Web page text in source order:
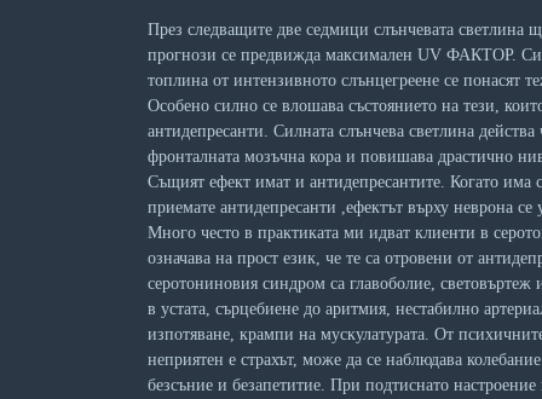
През следващите две седмици слънчевата светлина
прогнози се предвижда максимален UV ФАКТОР.
топлина от интензивното слънцегреене се понасят
Особено силно се влошава състоянието на тези,
антидепресанти. Силната слънчева светлина действа
фронталната мозъчна кора и повишава драстично
Същият ефект имат и антидепресантите. Когато има
приемате антидепресанти ,ефектът върху неврона се
Много често в практиката ми идват клиенти в
означава на прост език, че те са отровени от
серотониновия синдром са главоболие, световъртеж
в устата, сърцебиене до аритмия, нестабилно
изпотяване, крампи на мускулатурата. От
неприятен е страхът, може да се наблюдава
безсъние и безапетитие. При подтиснато настроение